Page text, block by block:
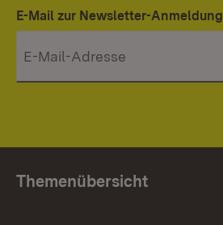
E-Mail zur Newsletter-Anmeldung
Themenübersicht